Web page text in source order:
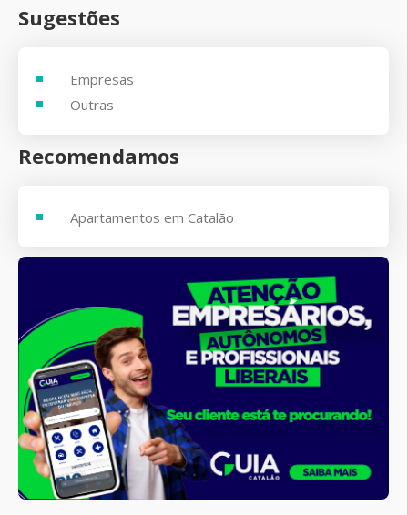
Sugestões
Empresas
Outras
Recomendamos
Apartamentos em Catalão